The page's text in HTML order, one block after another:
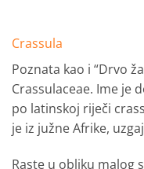
Crassula
Poznata kao i “Drvo
Crassulaceae. Ime je
po latinskoj riječi
je iz južne Afrike,
Raste u obliku malog